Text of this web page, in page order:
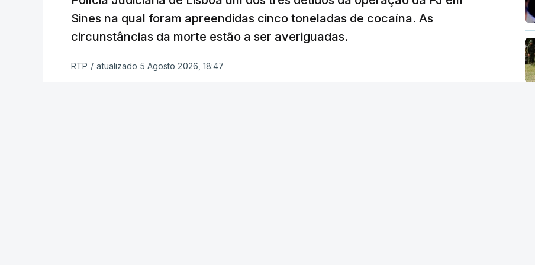
a alegação justificativa para o pedido de reapreciação, ou os documentos que os
relatores devem preencher.
Sines na qual foram apreendidas cinco toneladas de cocaína. As
circunstâncias da morte estão a ser averiguadas.
RTP / atualizado 5 Agosto 2026, 18:47